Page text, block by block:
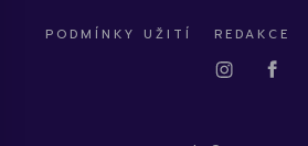
PODMÍNKY UŽITÍ REDAKCE